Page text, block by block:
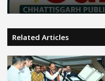
Related Articles